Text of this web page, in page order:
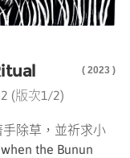
( 2023 )
(版次1/2)
除草，並祈求小
the Bunun